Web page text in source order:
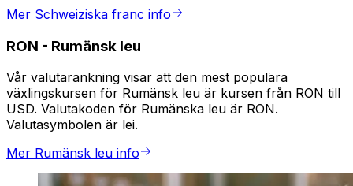
Mer Schweiziska franc info
RON - Rumänsk leu
Vår valutarankning visar att den mest populära
växlingskursen för Rumänsk leu är kursen från RON till
USD. Valutakoden för Rumänska leu är RON.
Valutasymbolen är lei.
Mer Rumänsk leu info